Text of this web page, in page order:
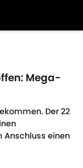
Mega-
Der 22
Anschluss einen